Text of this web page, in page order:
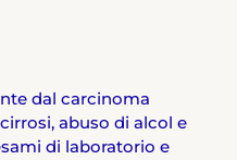
dal carcinoma
abuso di alcol e
di laboratorio e